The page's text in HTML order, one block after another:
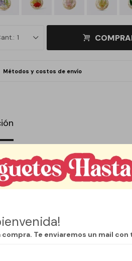
Te enviaremos un mail
1
Métodos y costos de envío
para quienes buscan un accesorio
con detalles ornamentales y una
por su color y textura.
a cualquier outfit. Cada colgante es